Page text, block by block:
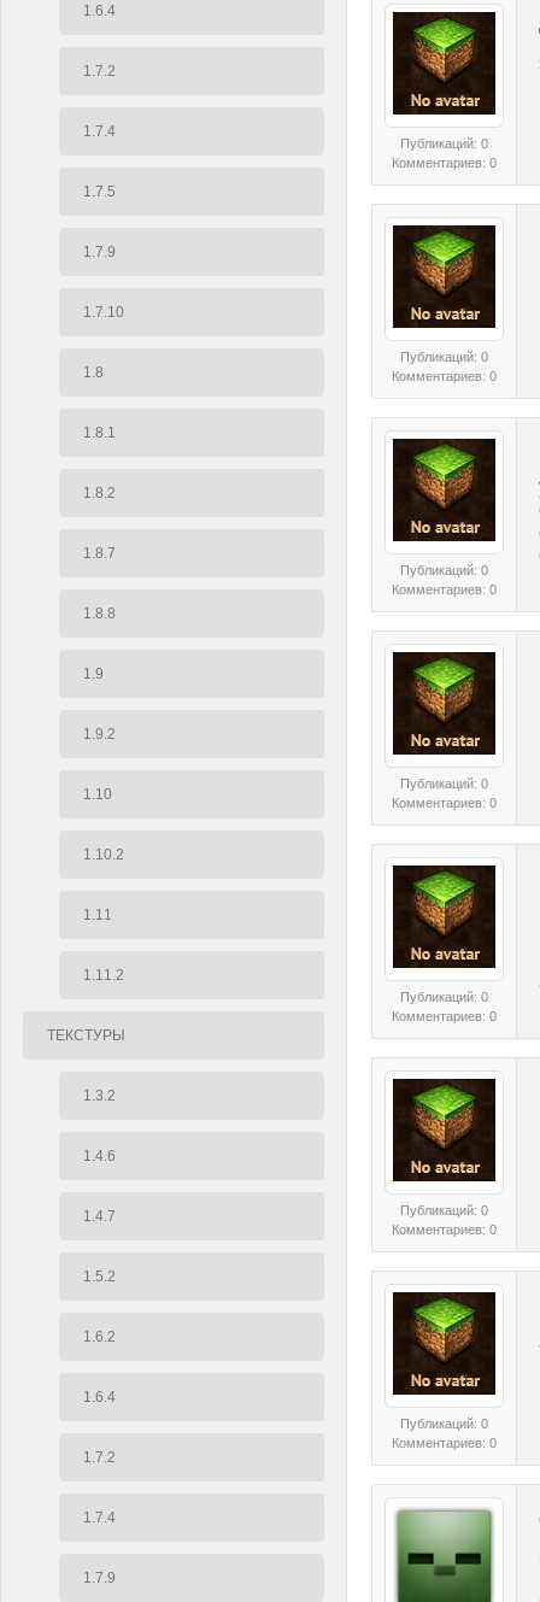
1.6.4
1.7.2
1.7.4
1.7.5
1.7.9
1.7.10
1.8
1.8.1
1.8.2
1.8.7
1.8.8
1.9
1.9.2
1.10
1.10.2
1.11
1.11.2
ТЕКСТУРЫ
1.3.2
1.4.6
1.4.7
1.5.2
1.6.2
1.6.4
1.7.2
1.7.4
1.7.9
Публикаций: 0
Комментариев: 0
Публикаций: 0
Комментариев: 0
Публикаций: 0
Комментариев: 0
Публикаций: 0
Комментариев: 0
Публикаций: 0
Комментариев: 0
Публикаций: 0
Комментариев: 0
Публикаций: 0
Комментариев: 0